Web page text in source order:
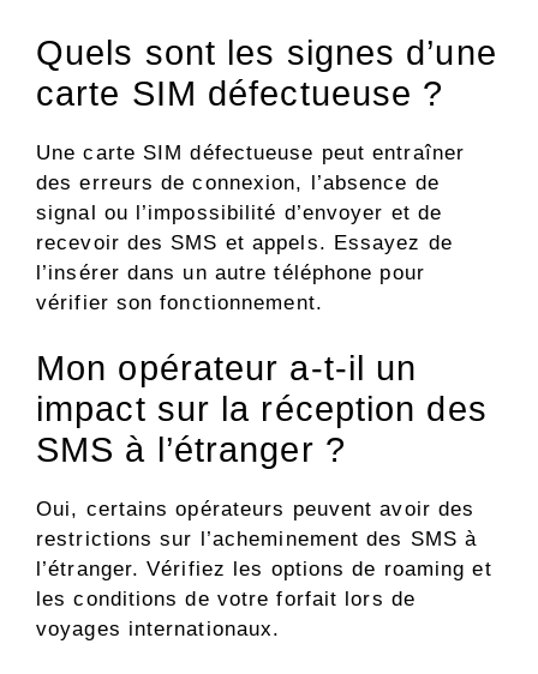
Quels sont les signes d’une
carte SIM défectueuse ?
Une carte SIM défectueuse peut entraîner
des erreurs de connexion, l’absence de
signal ou l’impossibilité d’envoyer et de
recevoir des SMS et appels. Essayez de
l’insérer dans un autre téléphone pour
vérifier son fonctionnement.
Mon opérateur a-t-il un
impact sur la réception des
SMS à l’étranger ?
Oui, certains opérateurs peuvent avoir des
restrictions sur l’acheminement des SMS à
l’étranger. Vérifiez les options de roaming et
les conditions de votre forfait lors de
voyages internationaux.